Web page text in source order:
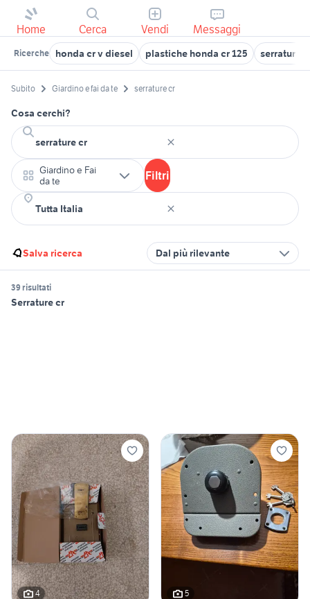
Home Cerca Vendi Messaggi
Ricerche honda cr v diesel plastiche honda cr 125 serratura
Subito Giardino e fai da te serrature cr
Cosa cerchi?
Giardino e Fai
da te
Filtri
Salva ricerca Dal più rilevante
39 risultati
Serrature cr
4 5